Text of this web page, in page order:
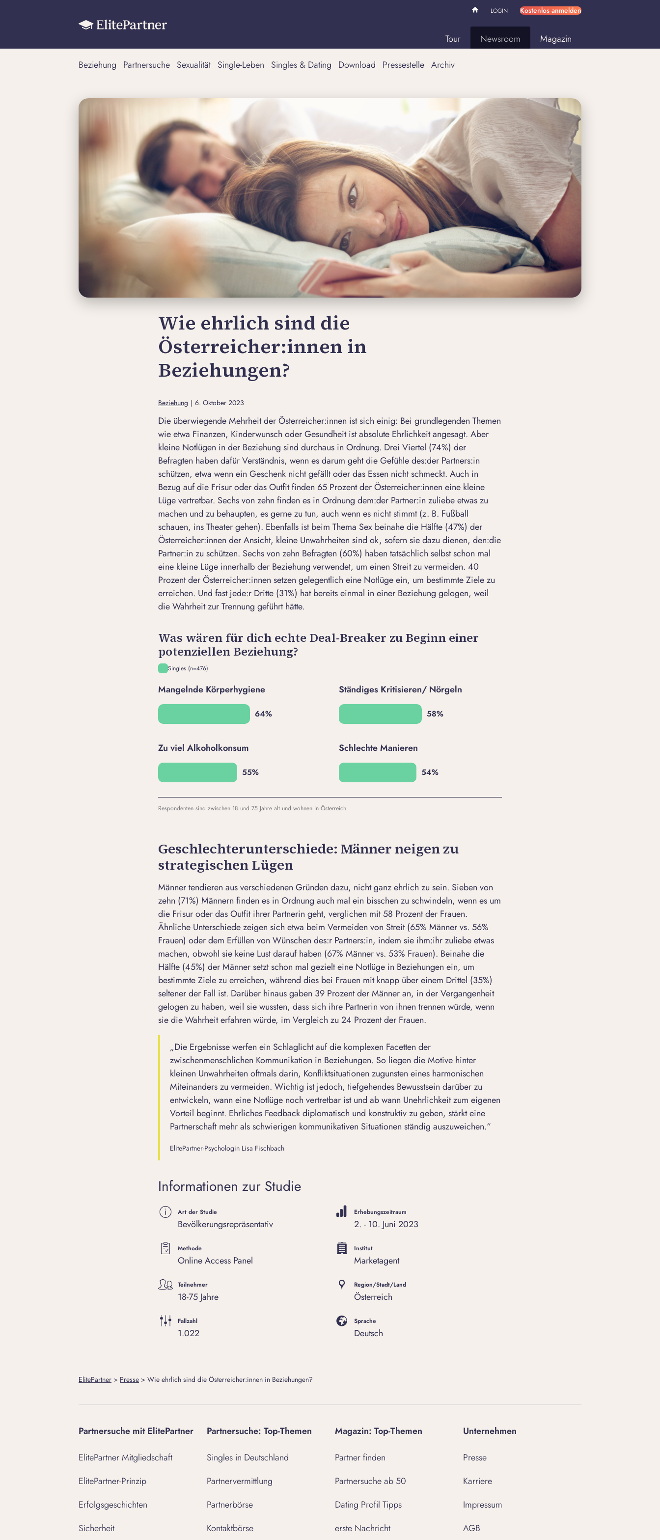
LOGIN Kostenlos anmelden
Tour Newsroom
Beziehung Partnersuche Sexualität Single-Leben Singles & Dating Download Pressestelle Archiv
Magazin
Wie ehrlich sind die
Österreicher:innen in
Beziehungen?
Beziehung | 6. Oktober 2023
Die überwiegende Mehrheit der Österreicher:innen ist sich einig: Bei grundlegenden Themen
wie etwa Finanzen, Kinderwunsch oder Gesundheit ist absolute Ehrlichkeit angesagt. Aber
kleine Notlügen in der Beziehung sind durchaus in Ordnung. Drei Viertel (74%) der
Befragten haben dafür Verständnis, wenn es darum geht die Gefühle des:der Partners:in
schützen, etwa wenn ein Geschenk nicht gefällt oder das Essen nicht schmeckt. Auch in
Bezug auf die Frisur oder das Outfit finden 65 Prozent der Österreicher:innen eine kleine
Lüge vertretbar. Sechs von zehn finden es in Ordnung dem:der Partner:in zuliebe etwas zu
machen und zu behaupten, es gerne zu tun, auch wenn es nicht stimmt (z. B. Fußball
schauen, ins Theater gehen). Ebenfalls ist beim Thema Sex beinahe die Hälfte (47%) der
Österreicher:innen der Ansicht, kleine Unwahrheiten sind ok, sofern sie dazu dienen, den:die
Partner:in zu schützen. Sechs von zehn Befragten (60%) haben tatsächlich selbst schon mal
eine kleine Lüge innerhalb der Beziehung verwendet, um einen Streit zu vermeiden. 40
Prozent der Österreicher:innen setzen gelegentlich eine Notlüge ein, um bestimmte Ziele zu
erreichen. Und fast jede:r Dritte (31%) hat bereits einmal in einer Beziehung gelogen, weil
die Wahrheit zur Trennung geführt hätte.
Was wären für dich echte Deal-Breaker zu Beginn einer
potenziellen Beziehung?
Singles (n=476)
Mangelnde Körperhygiene Ständiges Kritisieren/ Nörgeln
Zu viel Alkoholkonsum Schlechte Manieren
Respondenten sind zwischen 18 und 75 Jahre alt und wohnen in Österreich.
Geschlechterunterschiede: Männer neigen zu
strategischen Lügen
Männer tendieren aus verschiedenen Gründen dazu, nicht ganz ehrlich zu sein. Sieben von
zehn (71%) Männern finden es in Ordnung auch mal ein bisschen zu schwindeln, wenn es um
die Frisur oder das Outfit ihrer Partnerin geht, verglichen mit 58 Prozent der Frauen.
Ähnliche Unterschiede zeigen sich etwa beim Vermeiden von Streit (65% Männer vs. 56%
Frauen) oder dem Erfüllen von Wünschen des:r Partners:in, indem sie ihm:ihr zuliebe etwas
machen, obwohl sie keine Lust darauf haben (67% Männer vs. 53% Frauen). Beinahe die
Hälfte (45%) der Männer setzt schon mal gezielt eine Notlüge in Beziehungen ein, um
bestimmte Ziele zu erreichen, während dies bei Frauen mit knapp über einem Drittel (35%)
seltener der Fall ist. Darüber hinaus gaben 39 Prozent der Männer an, in der Vergangenheit
gelogen zu haben, weil sie wussten, dass sich ihre Partnerin von ihnen trennen würde, wenn
sie die Wahrheit erfahren würde, im Vergleich zu 24 Prozent der Frauen.
„Die Ergebnisse werfen ein Schlaglicht auf die komplexen Facetten der
zwischenmenschlichen Kommunikation in Beziehungen. So liegen die Motive hinter
kleinen Unwahrheiten oftmals darin, Konfliktsituationen zugunsten eines harmonischen
Miteinanders zu vermeiden. Wichtig ist jedoch, tiefgehendes Bewusstsein darüber zu
entwickeln, wann eine Notlüge noch vertretbar ist und ab wann Unehrlichkeit zum eigenen
Vorteil beginnt. Ehrliches Feedback diplomatisch und konstruktiv zu geben, stärkt eine
Partnerschaft mehr als schwierigen kommunikativen Situationen ständig auszuweichen.“
ElitePartner-Psychologin Lisa Fischbach
Informationen zur Studie
Art der Studie
Bevölkerungsrepräsentativ
Methode
Online Access Panel
Teilnehmer
18-75 Jahre
Fallzahl
1.022
Erhebungszeitraum
2. - 10. Juni 2023
Institut
Marketagent
Region/Stadt/Land
Österreich
Sprache
Deutsch
ElitePartner > Presse > Wie ehrlich sind die Österreicher:innen in Beziehungen?
Partnersuche mit ElitePartner
ElitePartner Mitgliedschaft
ElitePartner-Prinzip
Erfolgsgeschichten
Sicherheit
Partnersuche: Top-Themen
Singles in Deutschland
Partnervermittlung
Partnerbörse
Kontaktbörse
Magazin: Top-Themen
Partner finden
Partnersuche ab 50
Dating Profil Tipps
erste Nachricht
Unternehmen
Presse
Karriere
Impressum
AGB